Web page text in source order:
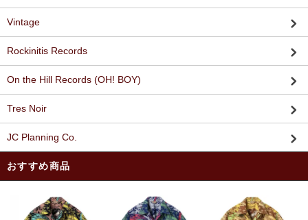
Vintage
Rockinitis Records
On the Hill Records (OH! BOY)
Tres Noir
JC Planning Co.
おすすめ商品